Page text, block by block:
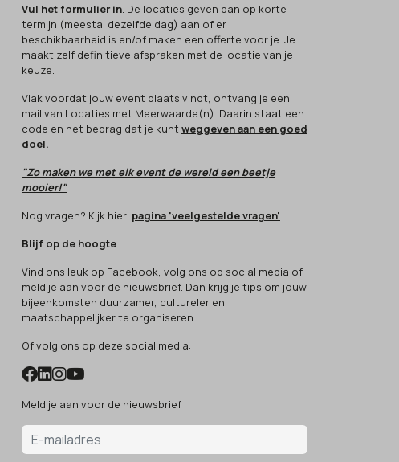
Vul het formulier in. De locaties geven dan op korte
termijn (meestal dezelfde dag) aan of er
beschikbaarheid is en/of maken een offerte voor je. Je
maakt zelf definitieve afspraken met de locatie van je
keuze.
Vlak voordat jouw event plaats vindt, ontvang je een
mail van Locaties met Meerwaarde(n). Daarin staat een
code en het bedrag dat je kunt weggeven aan een goed
doel.
"Zo maken we met elk event de wereld een beetje
mooier!"
Nog vragen? Kijk hier: pagina 'veelgestelde vragen'
Blijf op de hoogte
Vind ons leuk op Facebook, volg ons op social media of
meld je aan voor de nieuwsbrief. Dan krijg je tips om jouw
bijeenkomsten duurzamer, cultureler en
maatschappelijker te organiseren.
Of volg ons op deze social media:
Meld je aan voor de nieuwsbrief